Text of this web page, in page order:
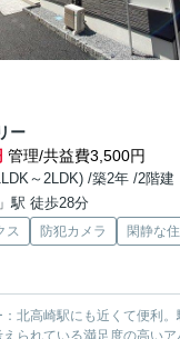
ー
管理/共益費3,500円
～2LDK) /築2年 /2階建
駅 徒歩28分
ス 防犯カメラ 閑静な
北高崎駅にも近くて便利。
られている満足度の高いア